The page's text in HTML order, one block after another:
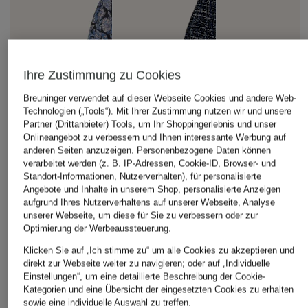
Ihre Zustimmung zu Cookies
Breuninger verwendet auf dieser Webseite Cookies und andere Web-
Technologien („Tools“). Mit Ihrer Zustimmung nutzen wir und unsere
Partner (Drittanbieter) Tools, um Ihr Shoppingerlebnis und unser
Onlineangebot zu verbessern und Ihnen interessante Werbung auf
anderen Seiten anzuzeigen. Personenbezogene Daten können
verarbeitet werden (z. B. IP-Adressen, Cookie-ID, Browser- und
Standort-Informationen, Nutzerverhalten), für personalisierte
Angebote und Inhalte in unserem Shop, personalisierte Anzeigen
aufgrund Ihres Nutzerverhaltens auf unserer Webseite, Analyse
unserer Webseite, um diese für Sie zu verbessern oder zur
Optimierung der Werbeaussteuerung.
Klicken Sie auf „Ich stimme zu“ um alle Cookies zu akzeptieren und
direkt zur Webseite weiter zu navigieren; oder auf „Individuelle
Einstellungen“, um eine detaillierte Beschreibung der Cookie-
Kategorien und eine Übersicht der eingesetzten Cookies zu erhalten
sowie eine individuelle Auswahl zu treffen.